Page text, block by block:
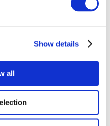
Show details
all